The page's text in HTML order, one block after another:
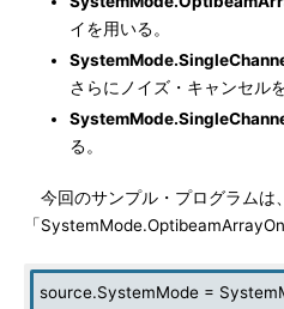
イを用いる。
さらにノイズ・キャンセルを
る。
今回のサンプル・プログラムは
「
source.SystemMode =